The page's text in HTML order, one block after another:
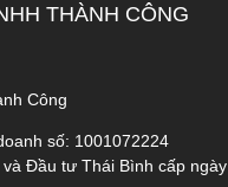
THÀNH CÔNG
Công
số: 1001072224
Đầu tư Thái Bình cấp ngày